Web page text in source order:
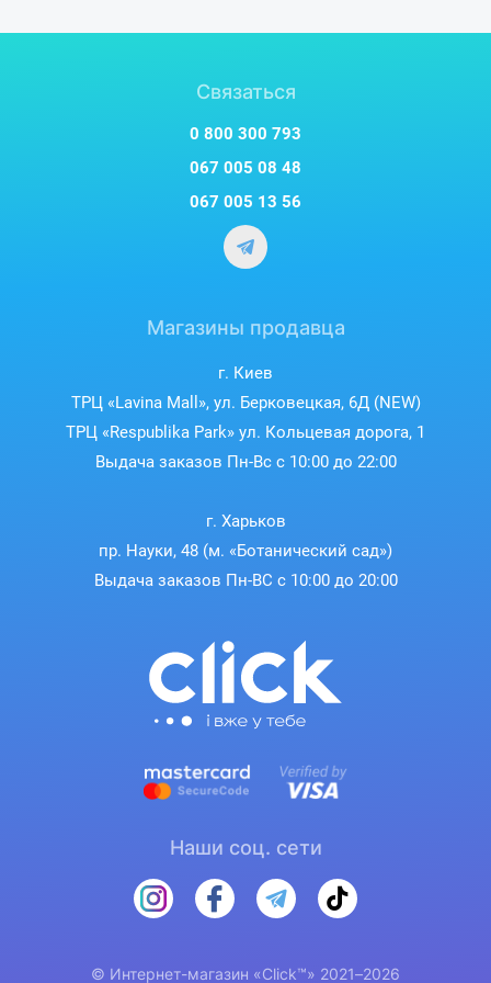
Связаться
0 800 300 793
067 005 08 48
067 005 13 56
Магазины продавца
г. Киев
ТРЦ «Lavina Mall», ул. Берковецкая, 6Д (NEW)
ТРЦ «Respublika Park» ул. Кольцевая дорога, 1
Выдача заказов Пн-Вс с 10:00 до 22:00
г. Харьков
пр. Науки, 48 (м. «Ботанический сад»)
Выдача заказов Пн-ВС с 10:00 до 20:00
Наши соц. сети
© Интернет-магазин «Click™» 2021–2026